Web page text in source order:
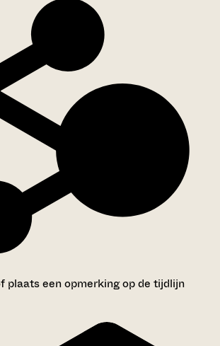
plaats een opmerking op de tijdlijn